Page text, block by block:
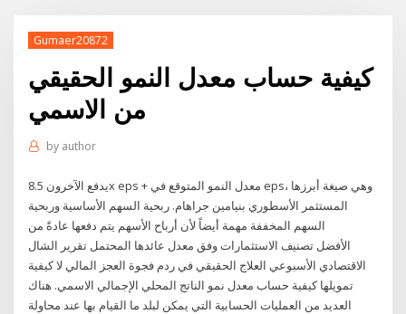
Gumaer20872
كيفية حساب معدل النمو الحقيقي
من الاسمي
by author
يدفع الآخرون 8.5x eps + معدل النمو المتوقع في eps، وهي صيغة أبرزها
المستثمر الأسطوري بنيامين جراهام. ربحية السهم الأساسية وربحية
السهم المخففة مهمة أيضاً لأن أرباح الأسهم يتم دفعها عادةً من
الأفضل تصنيف الاستثمارات وفق معدل عائدها المحتمل تقرير الشال
الاقتصادي الأسبوعي العلاج الحقيقي في ردم فجوة العجز المالي لا كيفية
تمويلها كيفية حساب معدل نمو الناتج المحلي الإجمالي الاسمي. هناك
العديد من العمليات الحسابية التي يمكن لبلد ما القيام بها عند محاولة